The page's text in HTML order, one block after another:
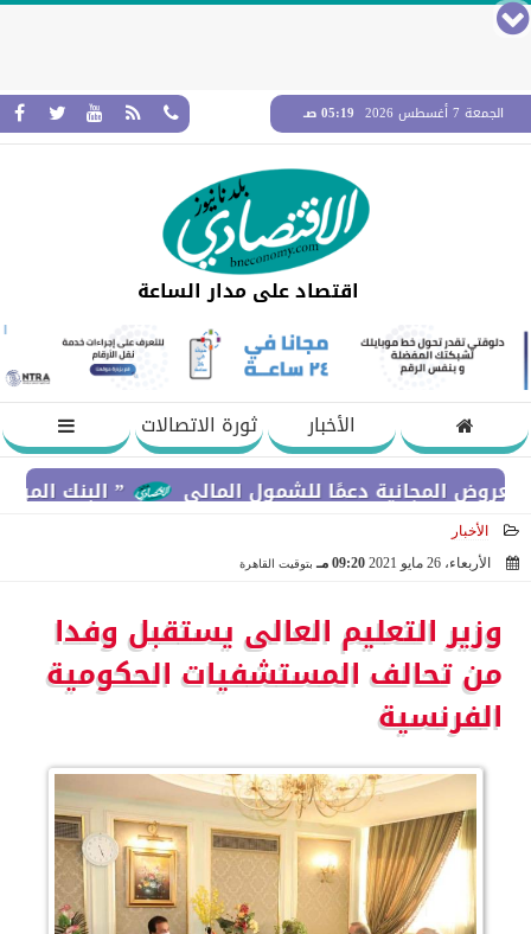
الجمعة 7 أغسطس 2026 05:19 صـ
اقتصاد على مدار الساعة
الأخبار
ثورة الاتصالات
” البنك المركزي” : معدلات الشمول المالي
دعمًا للشمول المالي
الأخبار
الأربعاء، 26 مايو 2021
09:20 مـ بتوقيت القاهرة
وزير التعليم العالى يستقبل وفدا
من تحالف المستشفيات الحكومية
الفرنسية